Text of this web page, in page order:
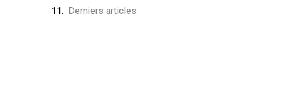
Derniers articles